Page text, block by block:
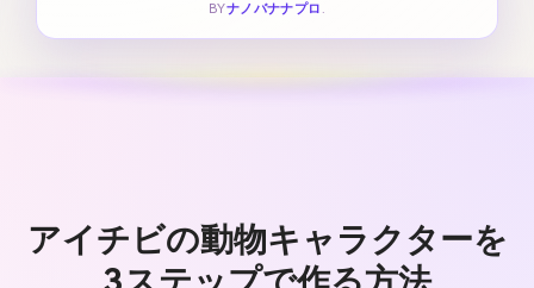
BYナノバナナプロ .
アイチビの動物キャラクターを